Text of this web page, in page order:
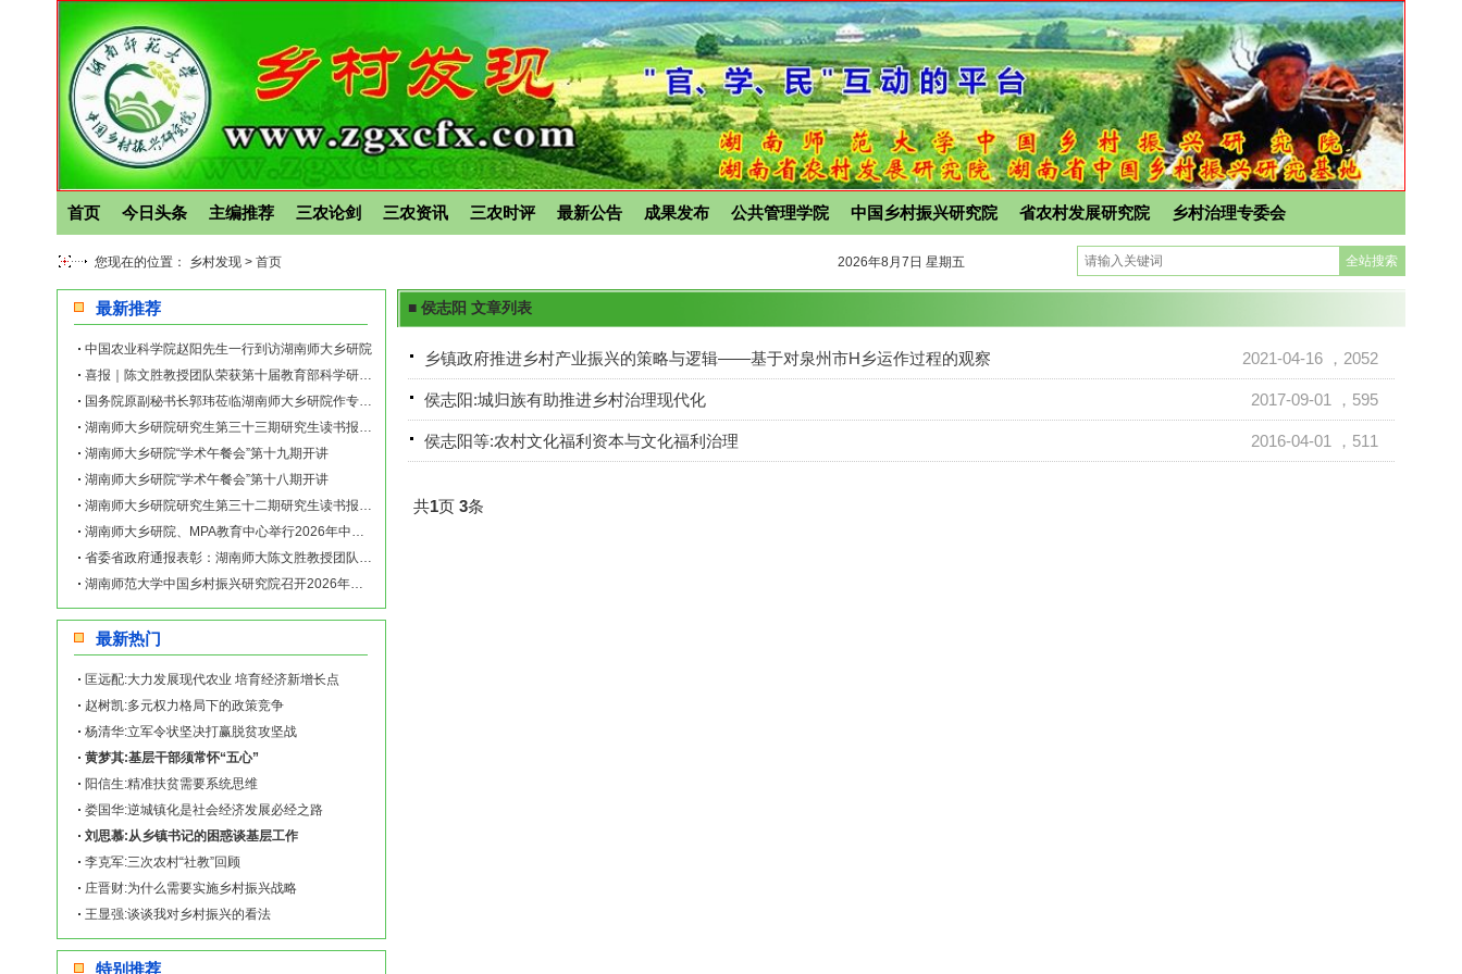
首页 今日头条 主编推荐 三农论剑 三农资讯 三农时评 最新公告 成果发布 公共管理学院 中国乡村振兴研究院 省农村发展研究院 乡村治理专委会
您现在的位置： 乡村发现 > 首页 2026年8月7日 星期五
最新推荐
中国农业科学院赵阳先生一行到访湖南师大乡研院
喜报｜陈文胜教授团队荣获第十届教育部科学研究优秀成果奖（人文社会科学）
国务院原副秘书长郭玮莅临湖南师大乡研院作专题讲座
湖南师大乡研院研究生第三十三期研究生读书报告会举行
湖南师大乡研院“学术午餐会”第十九期开讲
湖南师大乡研院“学术午餐会”第十八期开讲
湖南师大乡研院研究生第三十二期研究生读书报告会举行
湖南师大乡研院、MPA教育中心举行2026年中央一号文件学习座谈会
省委省政府通报表彰：湖南师大陈文胜教授团队成果荣获省社科优秀成果一等奖
湖南师范大学中国乡村振兴研究院召开2026年新春团拜会
最新热门
匡远配:大力发展现代农业 培育经济新增长点
赵树凯:多元权力格局下的政策竞争
杨清华:立军令状坚决打赢脱贫攻坚战
黄梦其:基层干部须常怀“五心”
阳信生:精准扶贫需要系统思维
娄国华:逆城镇化是社会经济发展必经之路
刘思慕:从乡镇书记的困惑谈基层工作
李克军:三次农村“社教”回顾
庄晋财:为什么需要实施乡村振兴战略
王显强:谈谈我对乡村振兴的看法
特别推荐
■ 侯志阳 文章列表
乡镇政府推进乡村产业振兴的策略与逻辑——基于对泉州市H乡运作过程的观察 2021-04-16 ，2052
侯志阳:城归族有助推进乡村治理现代化 2017-09-01 ，595
侯志阳等:农村文化福利资本与文化福利治理 2016-04-01 ，511
共1页 3条